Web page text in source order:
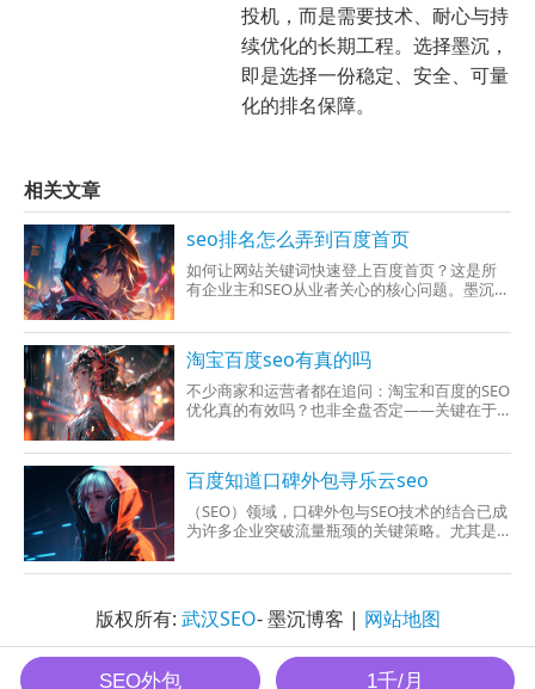
投机，而是需要技术、耐心与持
续优化的长期工程。选择墨沉，
即是选择一份稳定、安全、可量
化的排名保障。
相关文章
seo排名怎么弄到百度首页
如何让网站关键词快速登上百度首页？这是所
有企业主和SEO从业者关心的核心问题。墨沉
名
淘宝百度seo有真的吗
不少商家和运营者都在追问：淘宝和百度的SEO
优化真的有效吗？也非全盘否定——关键在于
术。
百度知道口碑外包寻乐云seo
（SEO）领域，口碑外包与SEO技术的结合已成
为许多企业突破流量瓶颈的关键策略。尤其是
版权所有: 武汉SEO- 墨沉博客 | 网站地图
墨沉SEO All Rights Reserved.
SEO外包 1千/月